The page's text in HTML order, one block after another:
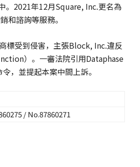
。2021年12月Square, Inc.更名為
和諮詢等服務。
標受到侵害，主張Block, Inc.違反
）。一審法院引用Dataphase
，並提起本案中間上訴。
/ No.87860271